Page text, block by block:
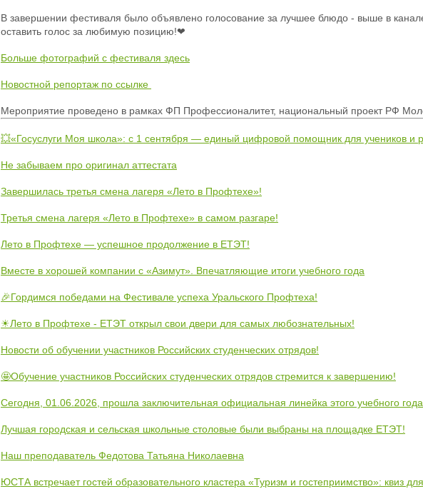
В завершении фестиваля было объявлено голосование за лучшее блюдо - выше в
оставить голос за любимую позицию!❤
Больше фотографий с фестиваля здесь
Новостной репортаж по ссылке
Мероприятие проведено в рамках ФП Профессионалитет, национальный проект РФ
💥«Госуслуги Моя школа»: с 1 сентября — единый цифровой помощник для учеников и
Не забываем про оригинал аттестата
Завершилась третья смена лагеря «Лето в Профтехе»!
Третья смена лагеря «Лето в Профтехе» в самом разгаре!
Лето в Профтехе — успешное продолжение в ЕТЭТ!
Вместе в хорошей компании с «Азимут». Впечатляющие итоги учебного года
🎉Гордимся победами на Фестивале успеха Уральского Профтеха!
☀Лето в Профтехе - ЕТЭТ открыл свои двери для самых любознательных!
Новости об обучении участников Российских студенческих отрядов!
🤩Обучение участников Российских студенческих отрядов стремится к завершению!
Сегодня, 01.06.2026, прошла заключительная официальная линейка этого учебного года
Лучшая городская и сельская школьные столовые были выбраны на площадке ЕТЭТ!
Наш преподаватель Федотова Татьяна Николаевна
ЮСТА встречает гостей образовательного кластера «Туризм и гостеприимство»: квиз